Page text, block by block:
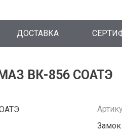
ДОСТАВКА
ВК-856 СОАТЭ